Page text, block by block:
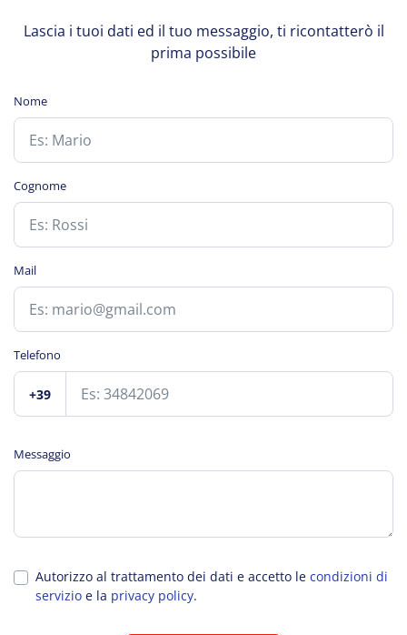
Lascia i tuoi dati ed il tuo messaggio, ti ricontatterò il
prima possibile
Nome
Cognome
Mail
Telefono
+39
Messaggio
Autorizzo al trattamento dei dati e accetto le condizioni di
servizio e la privacy policy.